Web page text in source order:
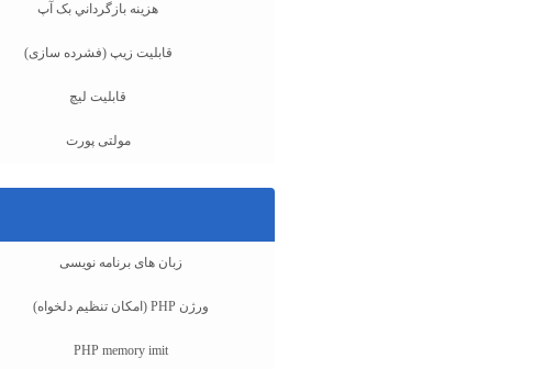
هزينه بازگرداني بک آپ
قابلیت زیپ (فشرده سازی)
قابلیت لیچ
مولتی پورت
زبان های برنامه نویسی
ورژن PHP (امکان تنظیم دلخواه)
PHP memory imit